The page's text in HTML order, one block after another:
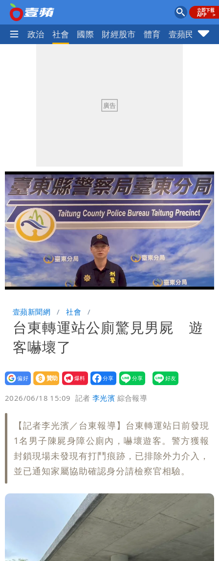
生活 政治 社會 國際 財經股市 體育 壹蘋民調
Unmute Loaded
:
100.00%
壹蘋新聞網 社會
台東轉運站公廁驚見男屍 遊
客嚇壞了
設為
贊助
我要
爆料
2026/06/18 15:09 記者李光濱 綜合報導
【記者李光濱／台東報導】台東轉運站日前發現
1名男子陳屍身障公廁內，嚇壞遊客。警方獲報
封鎖現場未發現有打鬥痕跡，已排除外力介入，
並已通知家屬協助確認身分請檢察官相驗。